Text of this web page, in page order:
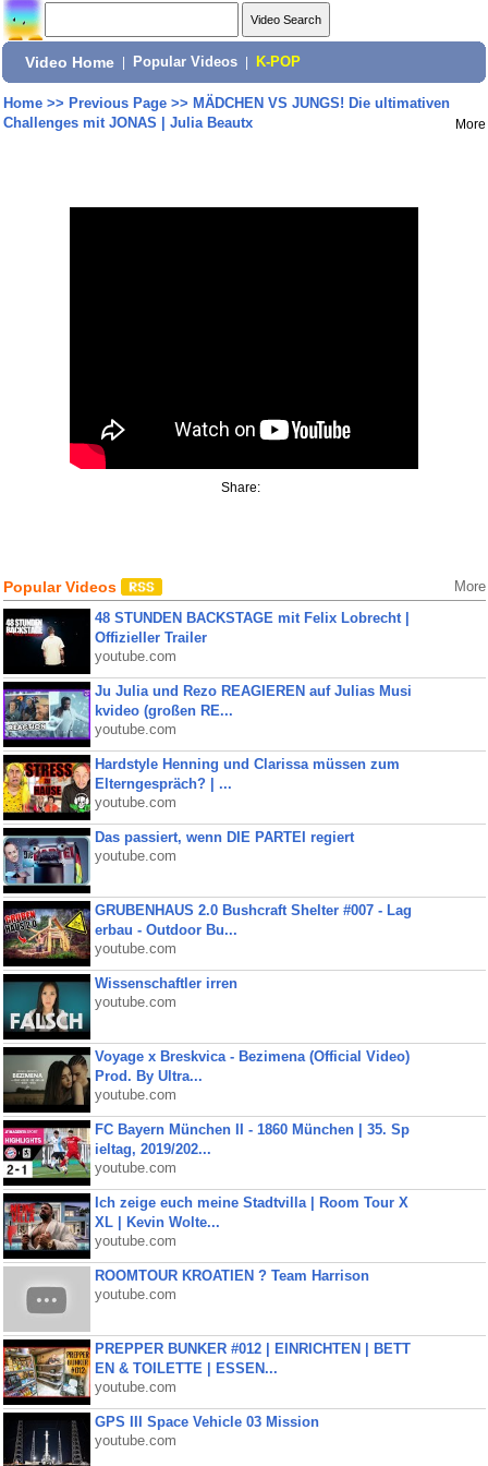
Video Home Popular Videos K-POP
Home>> Previous Page>> MÄDCHEN VS JUNGS! Die ultimativen
Challenges mit JONAS | Julia Beautx
More
Share:
Popular Videos More
48 STUNDEN BACKSTAGE mit Felix Lobrecht |
Offizieller Trailer
youtube.com
Ju Julia und Rezo REAGIEREN auf Julias Musi
kvideo (großen RE...
youtube.com
Hardstyle Henning und Clarissa müssen zum
Elterngespräch? | ...
youtube.com
Das passiert, wenn DIE PARTEI regiert
youtube.com
GRUBENHAUS 2.0 Bushcraft Shelter #007 - Lag
erbau - Outdoor Bu...
youtube.com
Wissenschaftler irren
youtube.com
Voyage x Breskvica - Bezimena (Official Video)
Prod. By Ultra...
youtube.com
FC Bayern München II - 1860 München | 35. Sp
ieltag, 2019/202...
youtube.com
Ich zeige euch meine Stadtvilla | Room Tour X
XL | Kevin Wolte...
youtube.com
ROOMTOUR KROATIEN ? Team Harrison
youtube.com
PREPPER BUNKER #012 | EINRICHTEN | BETT
EN & TOILETTE | ESSEN...
youtube.com
GPS III Space Vehicle 03 Mission
youtube.com